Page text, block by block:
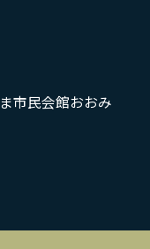
市民会館おおみ